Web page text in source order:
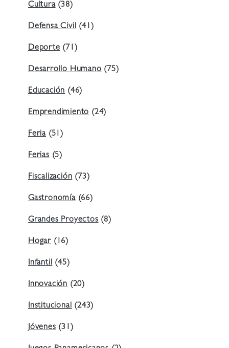
Cultura(38)
Defensa Civil (41)
Deporte (71)
Desarrollo Humano (75)
Educación (46)
Emprendimiento (24)
Feria (51)
Ferias (5)
Fiscalización (73)
Gastronomía(66)
Grandes Proyectos (8)
Hogar (16)
Infantil (45)
Innovación (20)
Institucional (243)
Jóvenes (31)